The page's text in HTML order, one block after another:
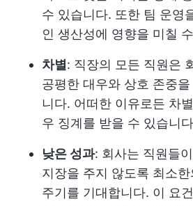
수 있습니다. 또한 팀 운영
인 생산성에 영향을 미칠
차별 : 직장의 모든 직원은
공평한 대우와 상호 존중
니다. 어떠한 이유로든 차
우 징계를 받을 수 있습니다
낮은 성과: 회사는 직원들
지장을 주지 않도록 최소
주기를 기대합니다. 이 요